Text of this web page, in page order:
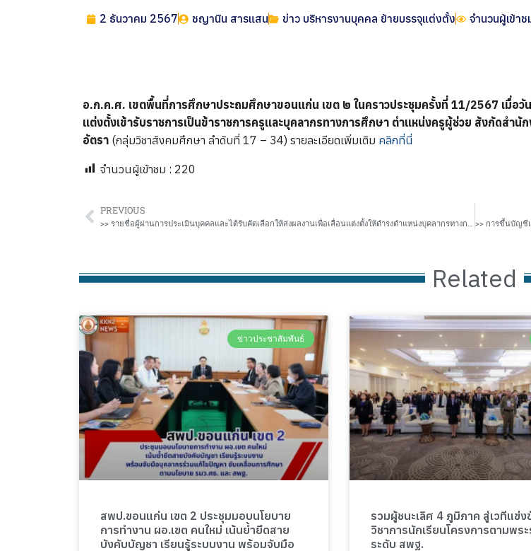
2 ธันวาคม 2567 ชญานิน สารแสน ข่าว บริหารงานบุคคล ย้ายบรรจุแต่งตั้ง จำนวนผู้เข้า
อ.ก.ค.ศ. เขตพื้นที่การศึกษาประถมศึกษาขอนแก่น เขต ๒ ในคราวประชุมครั้งที่ 11/2567 เมื่อ
แต่งตั้งเข้ารับราชการเป็นข้าราชการครูและบุคลากรทางการศึกษา ตำแหน่งครูผู้ช่วย สังกัดส
อัตรา (กลุ่มวิชาสังคมศึกษา ลำดับที่ 17 – 34) รายละเอียดเพิ่มเติม คลิกที่นี่
จำนวนผู้เข้าชม : 220
PREVIOUS
>> รายชื่อผู้ผ่านการประเมินบุคคลและได้รับคัดเลือกให้ส่งผลงานเพื่อเลื่อนแต่งตั้งให้ดำรงตำแหน่งบุคลากรทางการศึกษาอื่น ตามมาตรา 38 ค.(2) ประเภทวิชาการ ระดับชำนาญการพิเศษ สังกัด สพป.ขอนแก่น เขต 2
Related
ข่าวประชาสัมพันธ์
สพป.ขอนแก่น เขต 2 ประชุมมอบนโยบาย
การทำงาน ผอ.เขต คนใหม่ เน้นย้ำยึดสาย
บังคับบัญชา เรียนรู้ระบบงาน พร้อมจับมือ
รวมผู้ชนะเลิศ 4 ภูมิภาค สู่เวทีแข่ง
วิชาการนักเรียนโครงการตามพร
ระดับ สพฐ.